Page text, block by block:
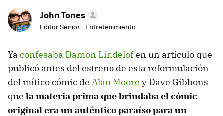
John Tones
Editor Senior - Entretenimiento
Ya confesaba Damon Lindelofen un artículo que
publicó antes del estreno de esta reformulación
del mítico cómic de Alan Moore y Dave Gibbons
que la materia prima que brindaba el cómic
original era un auténtico paraíso para un